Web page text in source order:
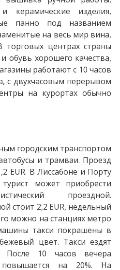
керамические изделия,
панно под названием
на весь мир вина,
центрах страны
обувь хорошего качества,
работают с 10 часов
с двухчасовым перерывом
на курортах обычно
городским транспортом
и трамваи. Проезд
EUR. В Лиссабоне и Порту
может приобрести
проездной.
стоит 2,2 EUR, недельный
можно на станциях метро
такси покрашены в
цвет. Такси ездят
После 10 часов вечера
повышается на 20%. На